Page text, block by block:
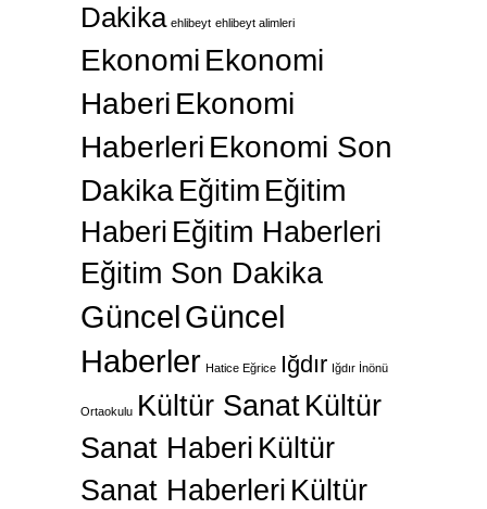
Dakika ehlibeyt ehlibeyt alimleri
Ekonomi Ekonomi
Haberi Ekonomi
Haberleri Ekonomi Son
Dakika Eğitim Eğitim
Haberi Eğitim Haberleri
Eğitim Son Dakika
GüncelGüncel
Haberler Hatice Eğrice Iğdır Iğdır İnönü
Ortaokulu Kültür SanatKültür
Sanat Haberi Kültür
Sanat Haberleri Kültür